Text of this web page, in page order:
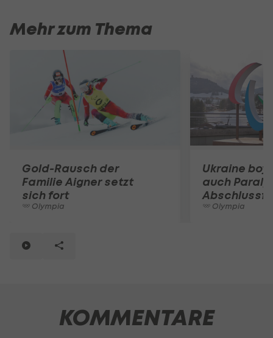
Mehr zum Thema
Gold-Rausch der
Familie Aigner setzt
sich fort
Olympia
Ukraine
auch
Olympia
KOMMENTARE